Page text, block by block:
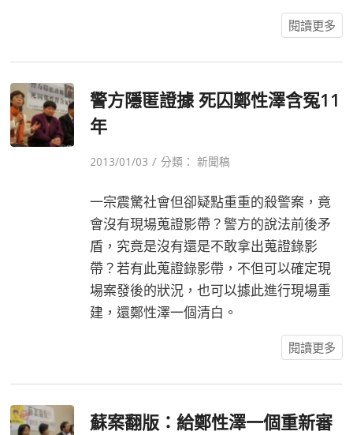
閱讀更多
警方隱匿證據 死囚鄭性澤含冤11
年
2013/01/03 / 分類：新聞稿
一宗震驚社會但卻疑點重重的殺警案，竟
會沒有現場蒐證影帶？警方的說法前後矛
盾，究竟是沒有還是不敢拿出蒐證錄影
帶？若有此蒐證錄影帶，不但可以確定現
場案發後的狀況，也可以據此進行現場重
建，還鄭性澤一個清白。
閱讀更多
蘇案翻版：給鄭性澤一個重新審